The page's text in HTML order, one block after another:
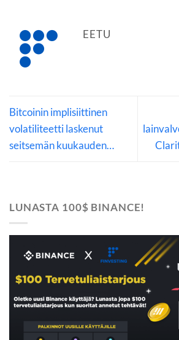
EETU
Bitcoinin implisiittinen
volatiliteetti laskenut
seitsemän kuukauden…
LUNASTA 100$ BINANCE!